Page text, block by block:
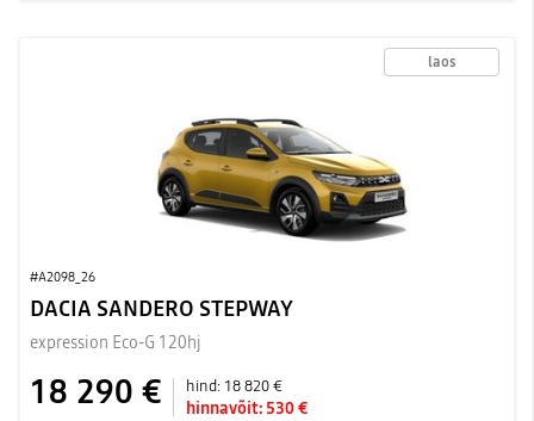
laos
#A2098_26
DACIA SANDERO STEPWAY
expression Eco-G 120hj
18 290 € hind: 18 820 €
hinnavõit: 530 €